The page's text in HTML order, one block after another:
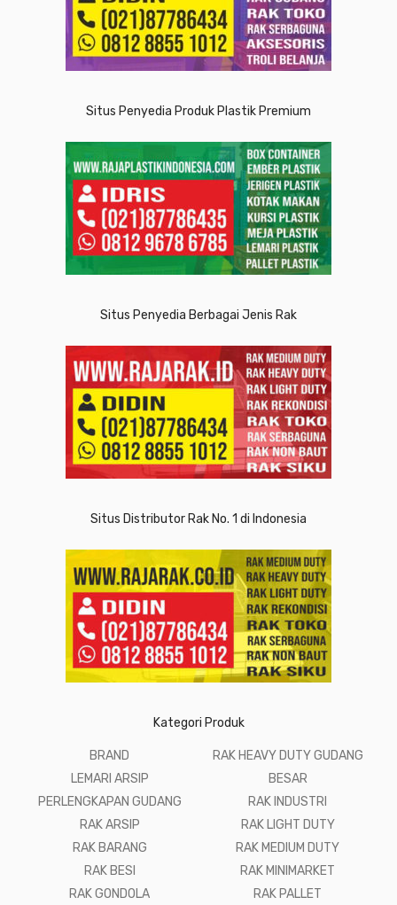
Situs Penyedia Produk Plastik Premium
Situs Penyedia Berbagai Jenis Rak
Situs Distributor Rak No. 1 di Indonesia
Kategori Produk
BRAND
LEMARI ARSIP
PERLENGKAPAN GUDANG
RAK ARSIP
RAK BARANG
RAK BESI
RAK GONDOLA
RAK HEAVY DUTY GUDANG
BESAR
RAK INDUSTRI
RAK LIGHT DUTY
RAK MEDIUM DUTY
RAK MINIMARKET
RAK PALLET